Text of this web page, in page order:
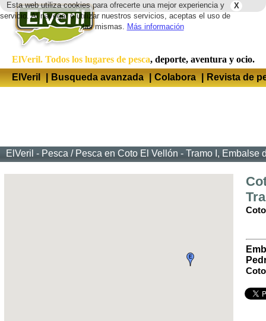
X
Esta web utiliza cookies para ofrecerte una mejor experiencia y
servicio. Al navegar o utilizar nuestros servicios, aceptas el uso de
las mismas. Más información
ElVeril. Todos los lugares de pesca, deporte, aventura y ocio.
ElVeril
| Busqueda avanzada | Colabora | Revista de
ElVeril - Pesca / Pesca en Coto El Vellón - Tramo I, Embalse